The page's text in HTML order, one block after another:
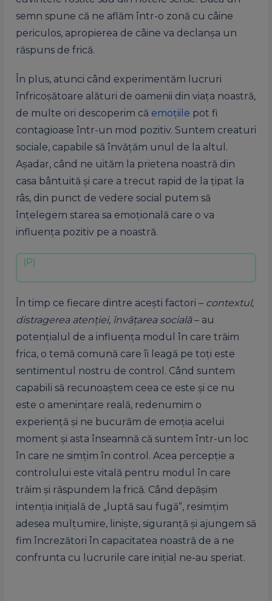
semn spune că ne aflăm într-o zonă cu câine
periculos, apropierea de câine va declanșa un
răspuns de frică.
În plus, atunci când experimentăm lucruri
înfricoșătoare alături de oamenii din viața noastră,
de multe ori descoperim că emoțiile pot fi
contagioase într-un mod pozitiv. Suntem creaturi
sociale, capabile să învățăm unul de la altul.
Așadar, când ne uităm la prietena noastră din
casa bântuită și care a trecut rapid de la țipat la
râs, din punct de vedere social putem să
înțelegem starea sa emoțională care o va
influența pozitiv pe a noastră.
În timp ce fiecare dintre acești factori – contextul,
distragerea atenției, învățarea socială– au
potențialul de a influența modul în care trăim
frica, o temă comună care îi leagă pe toți este
sentimentul nostru de control. Când suntem
capabili să recunoaștem ceea ce este și ce nu
este o amenințare reală, redenumim o
experiență și ne bucurăm de emoția acelui
moment și asta înseamnă că suntem într-un loc
în care ne simțim în control. Acea percepție a
controlului este vitală pentru modul în care
trăim și răspundem la frică. Când depășim
intenția inițială de „luptă sau fugă”, resimțim
adesea mulțumire, liniște, siguranță și ajungem să
fim încrezători în capacitatea noastră de a ne
confrunta cu lucrurile care inițial ne-au speriat.